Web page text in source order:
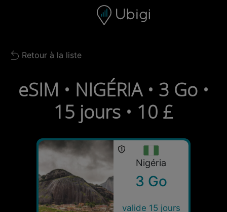
Barre de navigation Bas de page
Back to list
Retour à la liste
eSIM • NIGÉRIA • 3 Go •
15 jours • 10 £
Nigéria
3 Go
valide 15 jours